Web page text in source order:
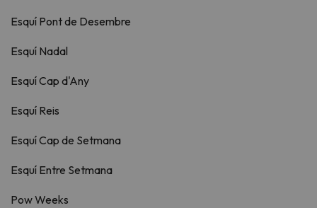
Esquí Pont de Desembre
Esquí Nadal
Esquí Cap d'Any
Esquí Reis
Esquí Cap de Setmana
Esquí Entre Setmana
Pow Weeks